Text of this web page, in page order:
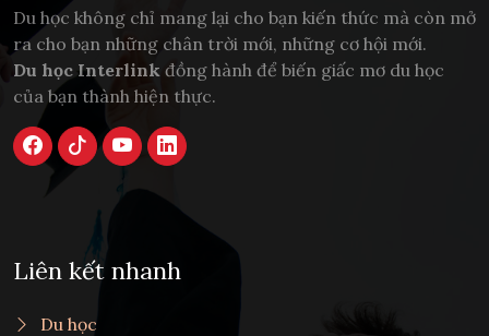
Du học không chỉ mang lại cho bạn kiến thức mà còn mở
ra cho bạn những chân trời mới, những cơ hội mới.
Du học Interlink đồng hành để biến giấc mơ du học
của bạn thành hiện thực.
Liên kết nhanh
Du học